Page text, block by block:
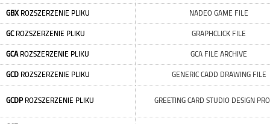
GBXROZSZERZENIE PLIKU NADEO GAME FILE
GCROZSZERZENIE PLIKU GRAPHCLICK FILE
GCAROZSZERZENIE PLIKU GCA FILE ARCHIVE
GCD ROZSZERZENIE PLIKU GENERIC CADD DRAWING FILE
GCDPROZSZERZENIE PLIKU GREETING CARD STUDIO DESIGN